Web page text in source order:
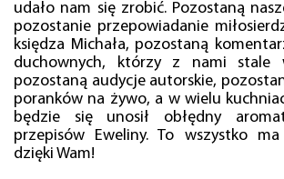
udało nam się zrobić. Pozostaną
pozostanie przepowiadanie
księdza Michała, pozostaną
duchownych, którzy z nami stale
pozostaną audycje autorskie,
poranków na żywo, a w wielu
będzie się unosił obłędny
przepisów Eweliny. To wszystko
dzięki Wam!